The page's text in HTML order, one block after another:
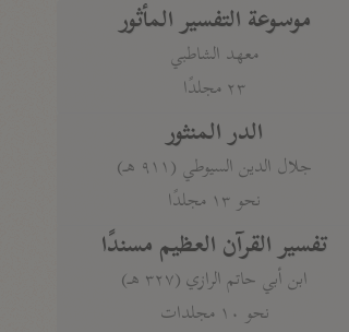
موسوعة التفسير المأثور
معهد الشاطبي
٢٣ مجلدًا
الدر المنثور
جلال الدين السيوطي (٩١١ هـ)
نحو ١٣ مجلدًا
تفسير القرآن العظيم مسندًا
ابن أبي حاتم الرازي (٣٢٧ هـ)
نحو ١٠ مجلدات